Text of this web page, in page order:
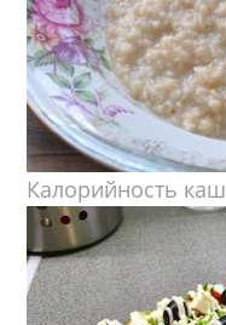
Калорийность каш